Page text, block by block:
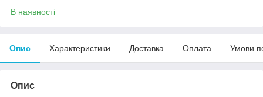
В наявності
Опис Характеристики Доставка Оплата Умови
Опис